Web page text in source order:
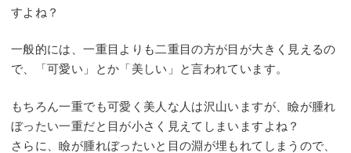
すよね？
一般的には、一重目よりも二重目の方が目が大きく見えるの
で、「可愛い」とか「美しい」と言われています。
もちろん一重でも可愛く美人な人は沢山いますが、瞼が腫れ
ぼったい一重だと目が小さく見えてしまいますよね？
さらに、瞼が腫れぼったいと目の淵が埋もれてしまうので、